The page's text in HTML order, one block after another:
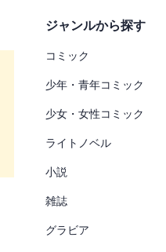
ジャンルから探す
コミック
少年・青年コミック
少女・女性コミック
ライトノベル
小説
雑誌
グラビア